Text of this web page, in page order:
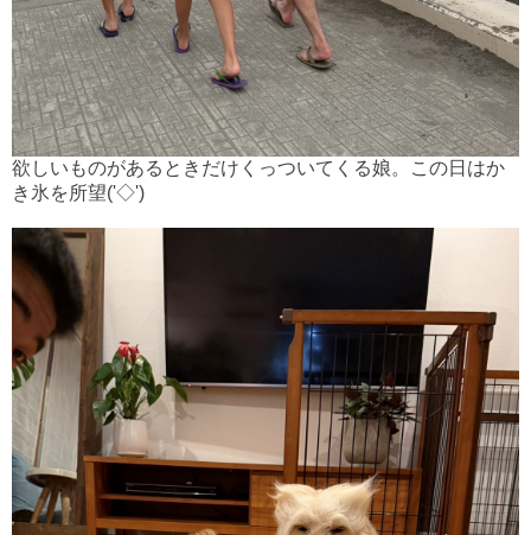
欲しいものがあるときだけくっついてくる娘。この日はか
き氷を所望('◇')ゞ